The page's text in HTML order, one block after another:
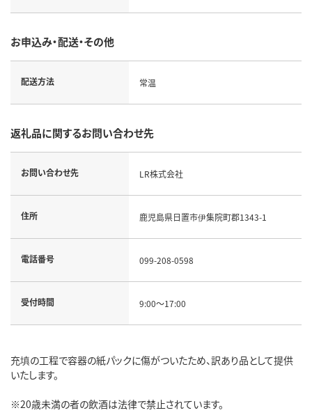
お申込み・配送・その他
配送方法 常温
返礼品に関するお問い合わせ先
お問い合わせ先 LR株式会社
住所 鹿児島県日置市伊集院町郡1343-1
電話番号 099-208-0598
受付時間 9:00～17:00
充填の工程で容器の紙パックに傷がついたため、訳あり品として提供
いたします。
※20歳未満の者の飲酒は法律で禁止されています。